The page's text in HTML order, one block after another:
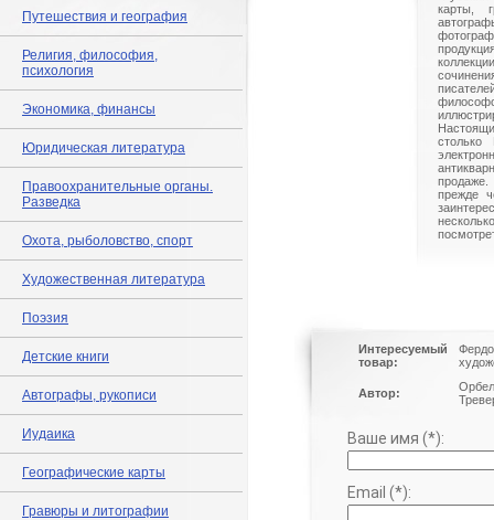
Путешествия и география
Религия, философия,
психология
Экономика, финансы
Юридическая литература
Правоохранительные органы.
Разведка
Охота, рыболовство, спорт
Художественная литература
Поэзия
Детские книги
Автографы, рукописи
Иудаика
Географические карты
Гравюры и литографии
карты,
столько
прежде
Интересуемый
товар:
Автор:
Ваше имя (*):
Email (*):